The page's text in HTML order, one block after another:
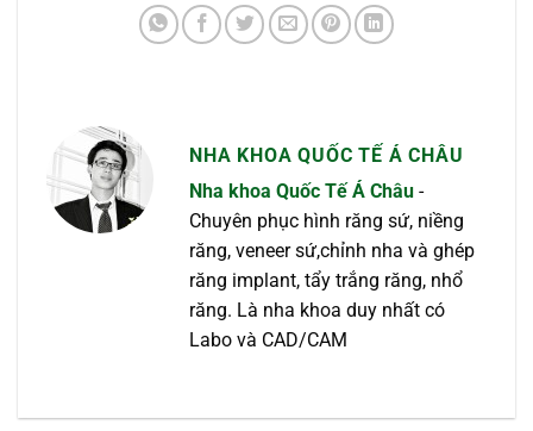
NHA KHOA QUỐC TẾ Á CHÂU
Nha khoa Quốc Tế Á Châu -
Chuyên phục hình răng sứ, niềng
răng, veneer sứ,chỉnh nha và ghép
răng implant, tẩy trắng răng, nhổ
răng. Là nha khoa duy nhất có
Labo và CAD/CAM